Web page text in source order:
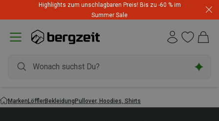
Highlights zum unschlagbaren Preis! Bis zu -60 % im
Summer Sale
MarkenLöfflerBekleidungPullover, Hoodies, Shirts